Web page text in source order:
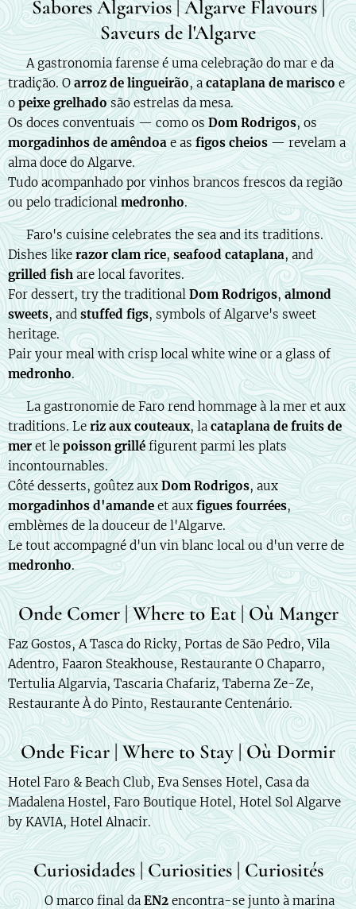
Sabores Algarvios | Algarve Flavours |
Saveurs de l'Algarve
🇵🇹 A gastronomia farense é uma celebração do mar e da
tradição. Oarroz de lingueirão, acataplana de mariscoe
opeixe grelhadosão estrelas da mesa.
Os doces conventuais — como os Dom Rodrigos, os
morgadinhos de amêndoae asfigos cheios — revelam a
alma doce do Algarve.
Tudo acompanhado por vinhos brancos frescos da região
ou pelo tradicionalmedronho.
🇬🇧 Faro's cuisine celebrates the sea and its traditions.
Dishes like razor clam rice,seafood cataplana, and
grilled fishare local favorites.
For dessert, try the traditionalDom Rodrigos,almond
sweets, and stuffed figs, symbols of Algarve's sweet
heritage.
Pair your meal with crisp local white wine or a glass of
medronho.
🇫🇷 La gastronomie de Faro rend hommage à la mer et aux
traditions. Leriz aux couteaux, lacataplana de fruits de
meret le poisson grilléfigurent parmi les plats
incontournables.
Côté desserts, goûtez auxDom Rodrigos, aux
morgadinhos d'amande et auxfigues fourrées,
emblèmes de la douceur de l'Algarve.
Le tout accompagné d'un vin blanc local ou d'un verre de
medronho.
Onde Comer | Where to Eat | Où Manger
Faz Gostos, A Tasca do Ricky, Portas de São Pedro, Vila
Adentro, Faaron Steakhouse, Restaurante O Chaparro,
Tertulia Algarvia, Tascaria Chafariz, Taberna Ze-Ze,
Restaurante À do Pinto, Restaurante Centenário.
Onde Ficar | Where to Stay | Où Dormir
Hotel Faro & Beach Club, Eva Senses Hotel, Casa da
Madalena Hostel, Faro Boutique Hotel, Hotel Sol Algarve
by KAVIA, Hotel Alnacir.
Curiosidades | Curiosities | Curiosités
🇵🇹 🏁 O marco final daEN2 encontra-se junto à marina